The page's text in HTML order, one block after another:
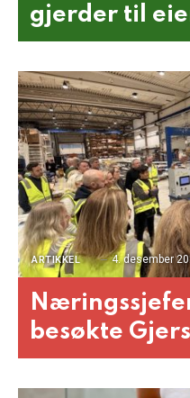
gjerder til
ARTIKKEL 4. desember
besøkte